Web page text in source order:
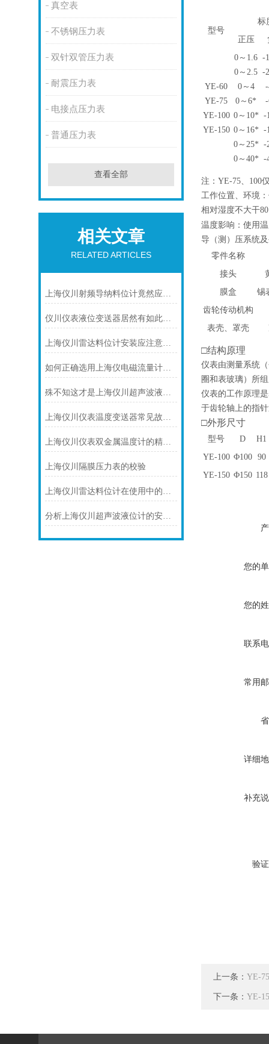
真空表
不锈钢压力表
双针双管压力表
耐震压力表
电接点压力表
普通压力表
查看全部
相关文章
RELATED ARTICLES
上海仪川射频导纳料位计竟然应用如此广泛
仪川仪表液位变送器居然有如此之多的特点
上海仪川雷达料位计安装应注意的7个问题
如何正确选用上海仪电磁流量计内衬材料
殊不知这才是上海仪川超声波液位计的四大性能特点
上海仪川仪表温度变送器常见故障及解决方法
上海仪川仪表双金属温度计的精度等级是如何划分的
上海仪川隔膜压力表的校验
上海仪川雷达料位计在使用中的问题提出解决方案
分析上海仪川超声波液位计的安装原理
型号
标
正压
YE-60
YE-75
YE-100
YE-150
0～1.6
0～2.5
0～4
0～6*
0～10*
0～16*
0～25*
0～40*
-
-
-
-
-
-
注：YE-75、100
工作位置、环境
相对湿度不大干
温度影响：使用
导（测）压系统
零件名称
接头
膜盒
锡
齿轮传动机构
表壳、罩壳
□结构原理
仪表由测量系统
圈和表玻璃）所
仪表的工作原理
于齿轮轴上的指
□外形尺寸
型号 D H1
YE-100 Φ100
90
YE-150 Φ150 118
您的
您的
联系
常用
详细
补充
验
上一条： YE-
下一条： YE-